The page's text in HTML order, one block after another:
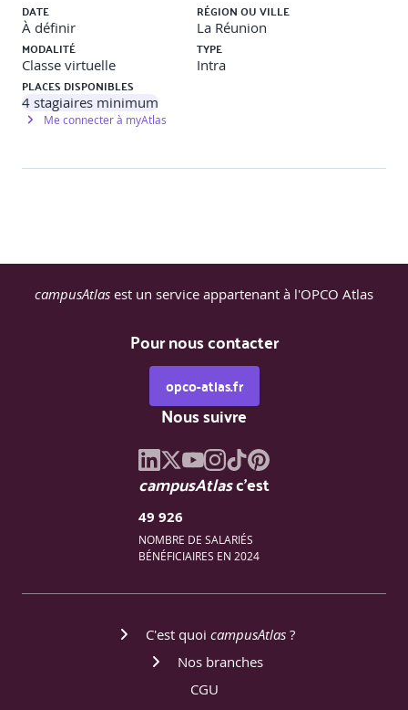
DATE
À définir
RÉGION OU VILLE
La Réunion
MODALITÉ
Classe virtuelle
TYPE
Intra
PLACES DISPONIBLES
4 stagiaires minimum
Me connecter à myAtlas
campusAtlas est un service appartenant à l'OPCO Atlas
Pour nous contacter
opco-atlas.fr
Nous suivre
campusAtlasc'est
49 926
NOMBRE DE SALARIÉS
BÉNÉFICIAIRES EN 2024
C'est quoi campusAtlas ?
Nos branches
CGU